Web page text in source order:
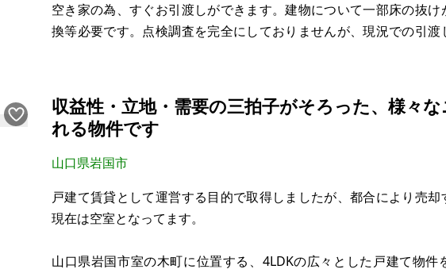
空き家の為、すぐお引渡しができます。建物について一部床の抜
換等必要です。点検調査を完全にしておりませんが、現況での引渡
最寄り駅は山陽本線の柳井駅となり、徒歩12分です。近隣5～6分にス
収益性・立地・需要の三拍子がそろった、様々
れる物件です
山口県岩国市
戸建て賃貸として運営する目的で取得しましたが、都合により売却
現在は空室となってます。
山口県岩国市室の木町に位置する、4LDKの広々とした戸建て物件